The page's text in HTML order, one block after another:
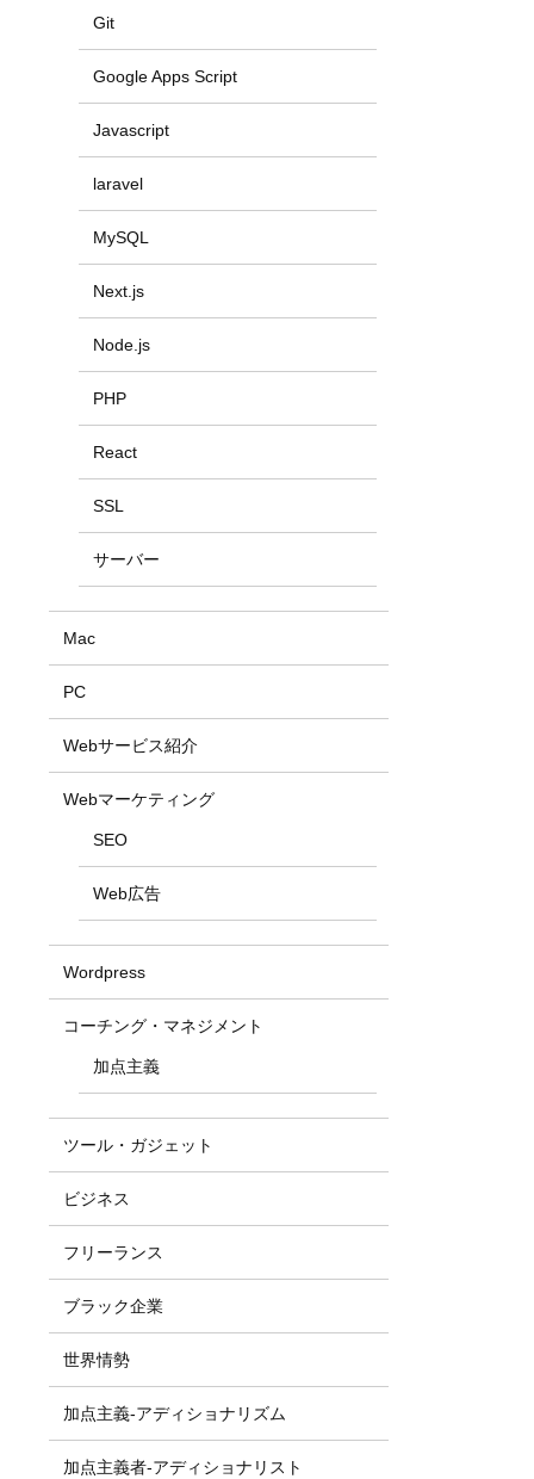
Git
Google Apps Script
Javascript
laravel
MySQL
Next.js
Node.js
PHP
React
SSL
サーバー
Mac
PC
Webサービス紹介
Webマーケティング
SEO
Web広告
Wordpress
コーチング・マネジメント
加点主義
ツール・ガジェット
ビジネス
フリーランス
ブラック企業
世界情勢
加点主義-アディショナリズム
加点主義者-アディショナリスト